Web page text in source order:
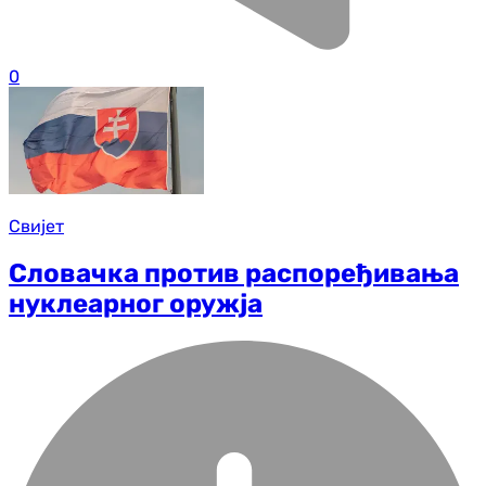
0
Свијет
Словачка против распоређивања
нуклеарног оружја